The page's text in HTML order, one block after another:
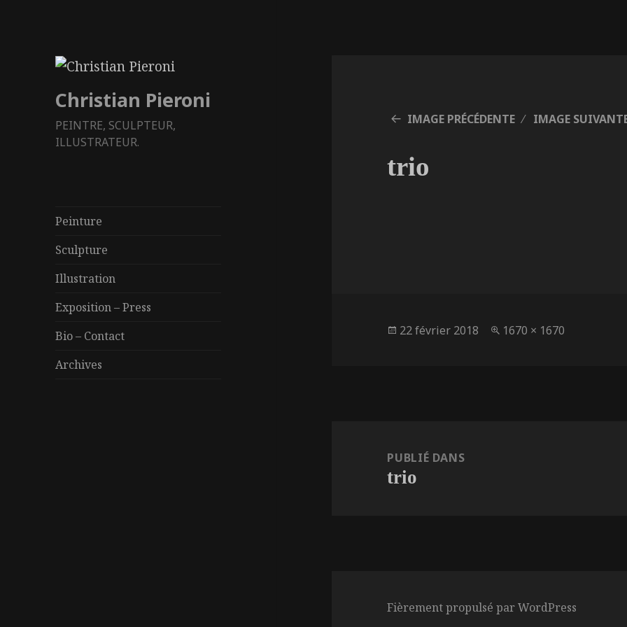
Christian Pieroni
PEINTRE, SCULPTEUR,
ILLUSTRATEUR.
Peinture
Sculpture
Illustration
Exposition – Press
Bio – Contact
Archives
IMAGE PRÉCÉDENTE IMAGE
trio
Publié
22 février 2018
Taille
1670 × 1670
PUBLIÉ DANS
trio
Fièrement propulsé par WordPress